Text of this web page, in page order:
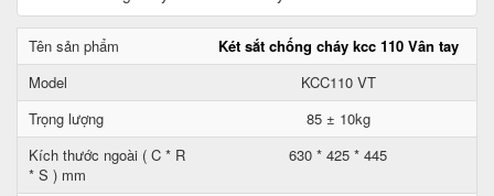
Tên sản phẩm
Két sắt chống cháy kcc 110 Vân tay
Model
KCC110 VT
Trọng lượng
85 ± 10kg
Kích thước ngoài ( C * R
* S ) mm
630 * 425 * 445